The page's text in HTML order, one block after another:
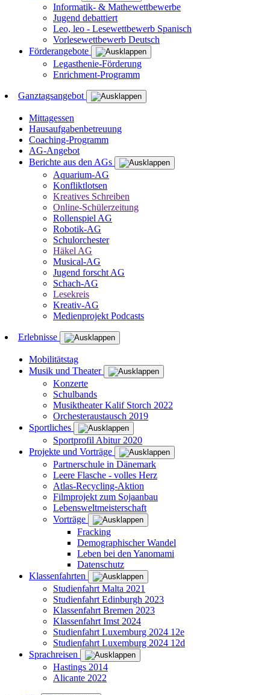
Informatik- & Mathewettbewerbe
Jugend debattiert
Leo, leo - Lesewettbewerb Spanisch
Vorlesewettbewerb Deutsch
Förderangebote
Legasthenie-Förderung
Enrichment-Programm
Ganztagsangebot
Mittagessen
Hausaufgabenbetreuung
Coaching-Programm
AG-Angebot
Berichte aus den AGs
Aquarium-AG
Konfliktlotsen
Kreatives Schreiben
Online-Schülerzeitung
Rollenspiel AG
Robotik-AG
Schulorchester
Häkel AG
Musical-AG
Jugend forscht AG
Schach-AG
Lesekreis
Kreativ-AG
Medienprojekt Podcasts
Erlebnisse
Mobilitätstag
Musik und Theater
Konzerte
Schulbands
Musiktheater Kalif Storch 2022
Orchesteraustausch 2019
Sportliches
Sportprofil Abitur 2020
Projekte und Vorträge
Partnerschule in Dänemark
Leere Flasche - volles Herz
Atlas-Recycling-Aktion
Filmprojekt zum Sojaanbau
Lebensweltmeisterschaft
Vorträge
Fracking
Demographischer Wandel
Leben bei den Yanomami
Datenschutz
Klassenfahrten
Studienfahrt Malta 2021
Studienfahrt Edinburgh 2023
Klassenfahrt Bremen 2023
Klassenfahrt Imst 2024
Studienfahrt Luxemburg 2024 12e
Studienfahrt Luxemburg 2024 12d
Sprachreisen
Hastings 2014
Alicante 2022